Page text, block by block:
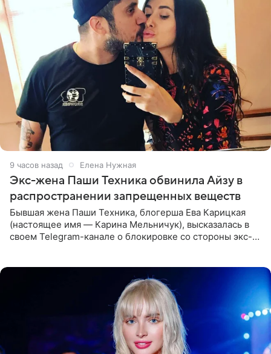
9 часов назад Елена Нужная
Экс-жена Паши Техника обвинила Айзу в
распространении запрещенных веществ
Бывшая жена Паши Техника, блогерша Ева Карицкая
(настоящее имя — Карина Мельничук), высказалась в
своем Telegram-канале о блокировке со стороны экс-